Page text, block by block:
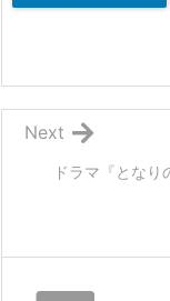
ドラマ『とな
Next